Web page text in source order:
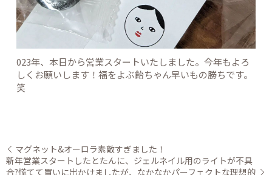
023年、本日から営業スタートいたしました。今年もよろ
しくお願いします！福をよぶ飴ちゃん早いもの勝ちです。
笑
マグネット&オーロラ素敵すぎました！
新年営業スタートしたとたんに、ジェルネイル用のライトが不具
合?慌てて買いに出かけましたが、なかなかパーフェクトな理想的